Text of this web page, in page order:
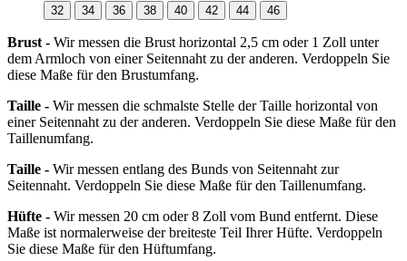
32 34 36 38 40 42 44 46
Brust - Wir messen die Brust horizontal 2,5 cm oder 1 Zoll unter
dem Armloch von einer Seitennaht zu der anderen. Verdoppeln Sie
diese Maße für den Brustumfang.
Taille - Wir messen die schmalste Stelle der Taille horizontal von
einer Seitennaht zu der anderen. Verdoppeln Sie diese Maße für den
Taillenumfang.
Taille - Wir messen entlang des Bunds von Seitennaht zur
Seitennaht. Verdoppeln Sie diese Maße für den Taillenumfang.
Hüfte - Wir messen 20 cm oder 8 Zoll vom Bund entfernt. Diese
Maße ist normalerweise der breiteste Teil Ihrer Hüfte. Verdoppeln
Sie diese Maße für den Hüftumfang.